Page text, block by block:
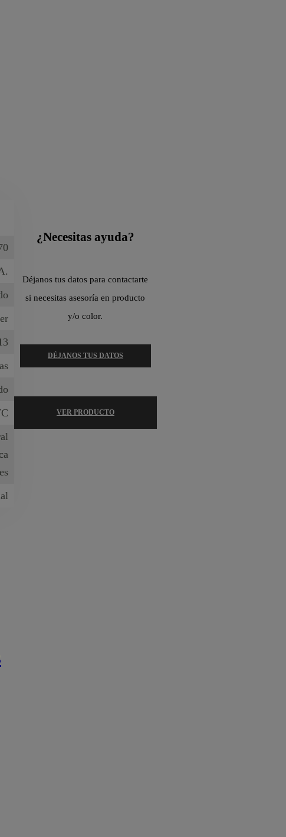
¿Necesitas ayuda?
Déjanos tus datos para contactarte
si necesitas asesoría en producto
y/o color.
DÉJANOS TUS DATOS
VER PRODUCTO